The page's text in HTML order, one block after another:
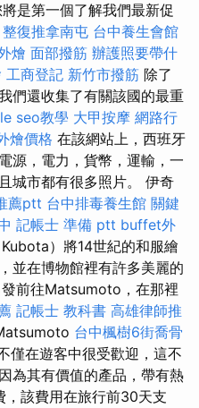
是第一個了解我們最新促
整復推拿南屯 台中養生會館
燴 面部撥筋 辦護照要帶什
工商登記 新竹市撥筋 除了
們還收集了有關該國的最重
seo教學 大甲按摩 網路行
燴價格 在該網站上，西班牙
源，電力，貨幣，運輸，一
城市都有很多照片。 伊奇
薦ptt 台中排毒養生館 關鍵
記帳士 準備 ptt buffet外
Kubota）將14世紀的和服繪
並在博物館裡有許多美麗的
前往Matsumoto，在那裡
記帳士 教科書 高雄律師推
台中楓樹6街喬骨
僅在遊客中很受歡迎，這不
為其有價值的產品，帶有熱
該費用在旅行前30天支